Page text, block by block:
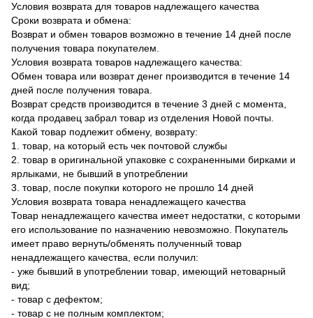
Условия возврата для товаров надлежащего качества
Сроки возврата и обмена:
Возврат и обмен товаров возможно в течение 14 дней после
получения товара покупателем.
Условия возврата товаров надлежащего качества:
Обмен товара или возврат денег производится в течение 14
дней после получения товара.
Возврат средств производится в течение 3 дней с момента,
когда продавец забрал товар из отделения Новой почты.
Какой товар подлежит обмену, возврату:
1. товар, на который есть чек почтовой службы
2. товар в оригинальной упаковке с сохраненными бирками и
ярлыками, не бывший в употреблении
3. товар, после покупки которого не прошло 14 дней
Условия возврата товара ненадлежащего качества
Товар ненадлежащего качества имеет недостатки, с которыми
его использование по назначению невозможно. Покупатель
имеет право вернуть/обменять полученный товар
ненадлежащего качества, если получил:
- уже бывший в употреблении товар, имеющий нетоварный
вид;
- товар с дефектом;
- товар с не полным комплектом;